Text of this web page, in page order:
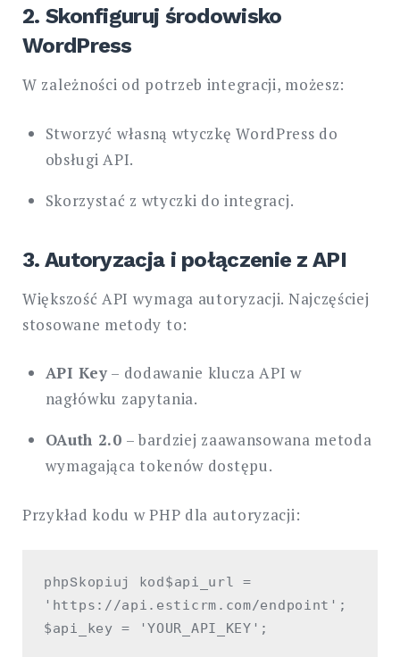
2. Skonfiguruj środowisko
WordPress
W zależności od potrzeb integracji, możesz:
Stworzyć własną wtyczkę WordPress do
obsługi API.
Skorzystać z wtyczki do integracj.
3. Autoryzacja i połączenie z API
Większość API wymaga autoryzacji. Najczęściej
stosowane metody to:
API Key– dodawanie klucza API w
nagłówku zapytania.
OAuth 2.0 – bardziej zaawansowana metoda
wymagająca tokenów dostępu.
Przykład kodu w PHP dla autoryzacji:
phpSkopiuj kod$api_url =
'https://api.esticrm.com/endpoint';
$api_key = 'YOUR_API_KEY';